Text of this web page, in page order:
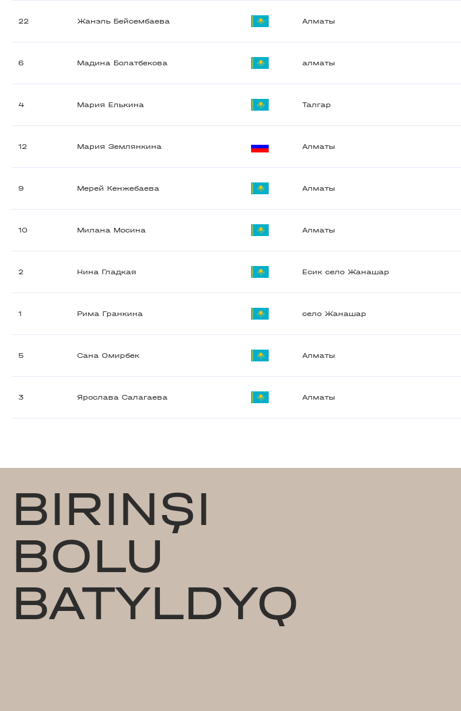
22 Жанэль Бейсембаева Алматы
6 Мадина Болатбекова алматы
4 Мария Елькина Талгар
12 Мария Землянкина Алматы
9 Мерей Кенжебаева Алматы
10 Милана Мосина Алматы
2 Нина Гладкая Есик село Жанашар
1 Рима Гранкина село Жанашар
5 Сана Омирбек Алматы
3 Ярослава Салагаева Алматы
BIRINŞI
BOLU
BATYLDYQ